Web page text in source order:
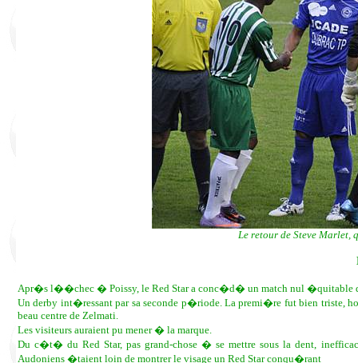
Le retour de Steve Marlet,
Apr�s l��chec � Poissy, le Red Star a conc�d� un match nul �quitable
Un derby int�ressant par sa seconde p�riode. La premi�re fut bien triste,
beau centre de Zelmati.
Les visiteurs auraient pu mener � la marque.
Du c�t� du Red Star, pas grand-chose � se mettre sous la dent,
Audoniens �taient loin de montrer le visage un Red Star conqu�rant